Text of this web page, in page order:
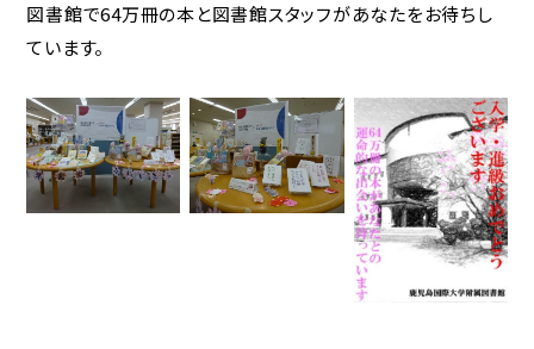
図書館で64万冊の本と図書館スタッフがあなたをお待ちし
ています。